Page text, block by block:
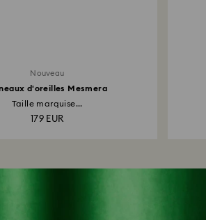
Nouveau
d'oreilles Mesmera
Taille marquise...
179 EUR